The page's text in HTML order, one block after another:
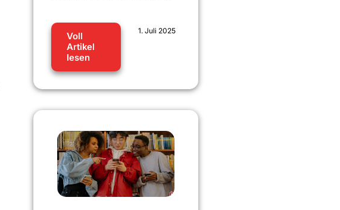
Voll
Artikel
lesen
1. Juli 2025